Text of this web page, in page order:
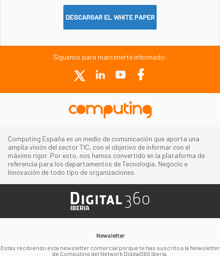
DESCARGAR EL WHITE PAPER
Síguenos para mantenerte informado:
Computing España es un medio de comunicación que aporta una
amplia visión del sector TIC, con el objetivo de informar con el
máximo rigor. Por esto, nos hemos convertido en la plataforma de
referencia para los departamentos de Tecnología, Negocio e
Innovación de todo tipo de organizaciones.
Newsletter
Estás recibiendo esta newsletter comercial porque te has suscrito a la Newsletter
de Computing del Network Digital360 Iberia.